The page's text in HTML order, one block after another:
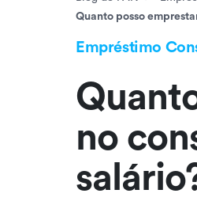
Quanto posso
Empréstimo
no